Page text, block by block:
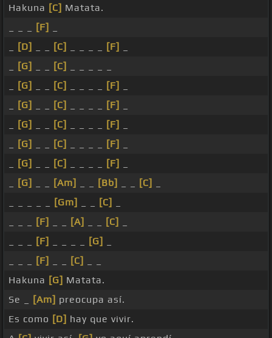
Hakuna [C] Matata.
[F]
[D] [C] [F]
[G] [C]
[G] [C] [F]
[G] [C] [F]
[G] [C] [F]
[G] [C] [F]
[G] [C] [F]
[G] [Am] [Bb] [C]
[Gm] [C]
[F] [A] [C]
[F] [G]
[F] [C]
Hakuna [G] Matata.
Se _
[Am] preocupa así.
Es como [D] hay que vivir.